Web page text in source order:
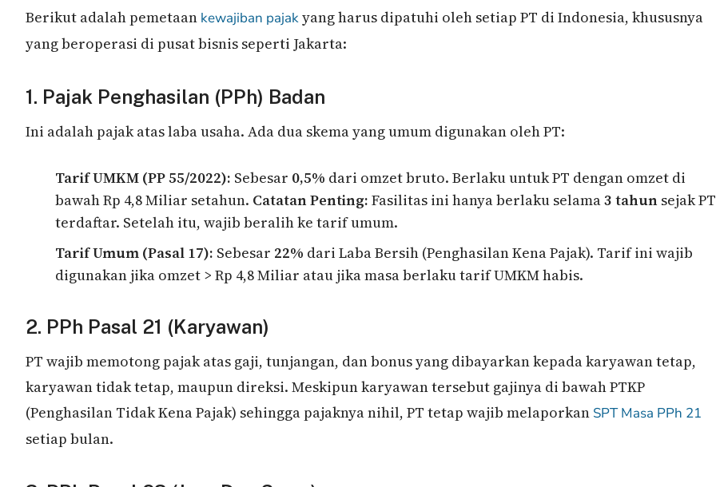
Berikut adalah pemetaan kewajiban pajakyang harus dipatuhi oleh setiap PT di Indonesia, khususnya
yang beroperasi di pusat bisnis seperti Jakarta:
1. Pajak Penghasilan (PPh) Badan
Ini adalah pajak atas laba usaha. Ada dua skema yang umum digunakan oleh PT:
Tarif UMKM (PP 55/2022): Sebesar 0,5% dari omzet bruto. Berlaku untuk PT dengan omzet di
bawah Rp 4,8 Miliar setahun. Catatan Penting: Fasilitas ini hanya berlaku selama3 tahun sejak PT
terdaftar. Setelah itu, wajib beralih ke tarif umum.
Tarif Umum (Pasal 17): Sebesar 22% dari Laba Bersih (Penghasilan Kena Pajak). Tarif ini wajib
digunakan jika omzet > Rp 4,8 Miliar atau jika masa berlaku tarif UMKM habis.
2. PPh Pasal 21 (Karyawan)
PT wajib memotong pajak atas gaji, tunjangan, dan bonus yang dibayarkan kepada karyawan tetap,
karyawan tidak tetap, maupun direksi. Meskipun karyawan tersebut gajinya di bawah PTKP
(Penghasilan Tidak Kena Pajak) sehingga pajaknya nihil, PT tetap wajib melaporkan SPT Masa PPh 21
setiap bulan.